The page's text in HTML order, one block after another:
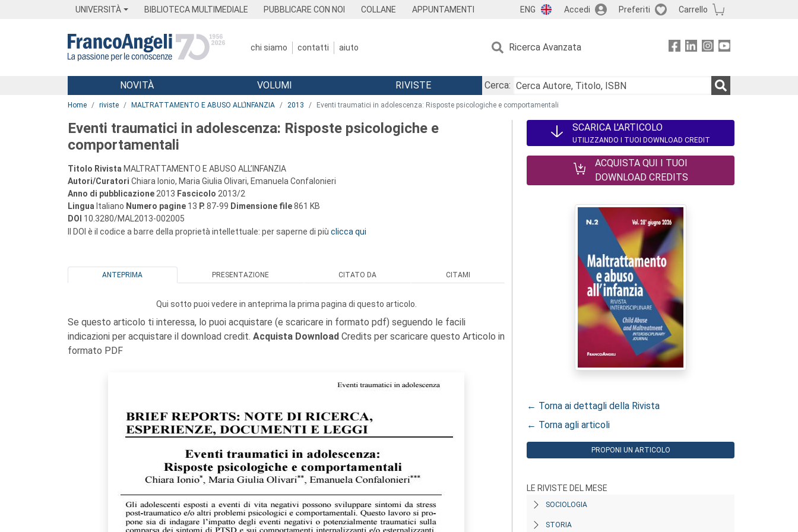
UNIVERSITÀ BIBLIOTECA MULTIMEDIALE PUBBLICARE CON NOI COLLANE APPUNTAMENTI ENG Accedi Preferiti Carrello
chi siamo contatti aiuto Ricerca Avanzata
Menu
NOVITÀ VOLUMI RIVISTE
Cerca:
Home riviste MALTRATTAMENTO E ABUSO ALL’INFANZIA 2013 Eventi traumatici in adolescenza: Risposte psicologiche e comportamentali
Eventi traumatici in adolescenza: Risposte psicologiche e
comportamentali
Titolo Rivista MALTRATTAMENTO E ABUSO ALL’INFANZIA
Autori/Curatori Chiara Ionio, Maria Giulia Olivari, Emanuela Confalonieri
Anno di pubblicazione 2013 Fascicolo 2013/2
Lingua Italiano Numero pagine 13 P. 87-99 Dimensione file861 KB
DOI 10.3280/MAL2013-002005
Il DOI è il codice a barre della proprietà intellettuale: per saperne di più clicca qui
ANTEPRIMA PRESENTAZIONE CITATO DA CITAMI
Qui sotto puoi vedere in anteprima la prima pagina di questo articolo.
Se questo articolo ti interessa, lo puoi acquistare (e scaricare in formato pdf) seguendo le facili
indicazioni per acquistare il download credit. Acquista Download Credits per scaricare questo Articolo in
formato PDF
SCARICA L'ARTICOLO
UTILIZZANDO I TUOI DOWNLOAD CREDIT
ACQUISTA QUI I TUOI
DOWNLOAD CREDITS
← Torna ai dettagli della Rivista
← Torna agli articoli
PROPONI UN ARTICOLO
LE RIVISTE DEL MESE
SOCIOLOGIA
STORIA